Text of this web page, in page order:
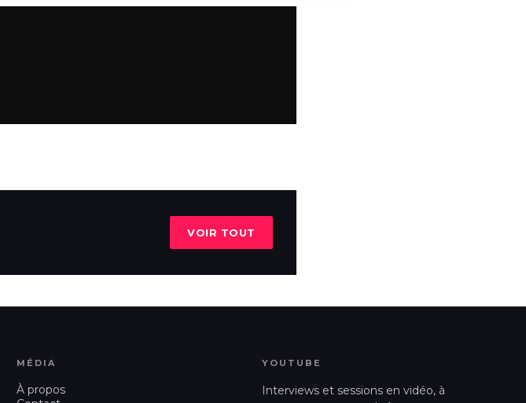
VOIR TOUT
MÉDIA
À propos
YOUTUBE
Interviews et sessions en vidéo, à